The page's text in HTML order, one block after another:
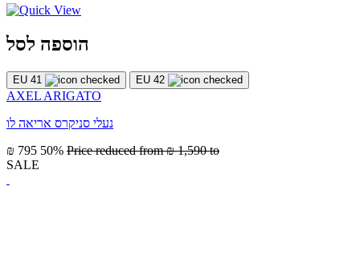
הוספה לסל
EU 41 EU 42
AXEL ARIGATO
נעלי סניקרס אריאה לו
₪ 795 50% Price reduced from₪ 1,590 to
SALE